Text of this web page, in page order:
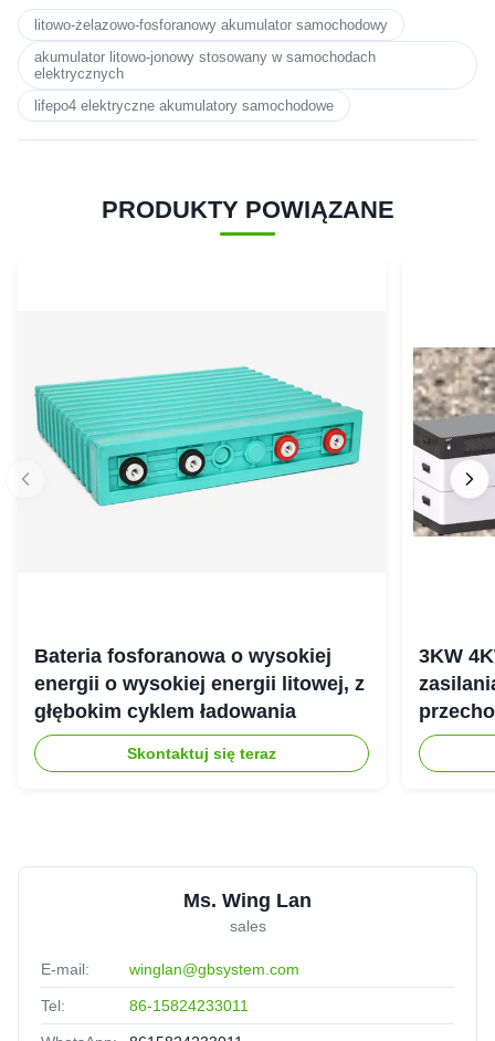
litowo-żelazowo-fosforanowy akumulator samochodowy
akumulator litowo-jonowy stosowany w samochodach
elektrycznych
lifepo4 elektryczne akumulatory samochodowe
PRODUKTY POWIĄZANE
Bateria fosforanowa o wysokiej
energii o wysokiej energii litowej, z
głębokim cyklem ładowania
Skontaktuj się teraz
3KW
Ms. Wing Lan
sales
E-mail: winglan@gbsystem.com
Tel: 86-15824233011